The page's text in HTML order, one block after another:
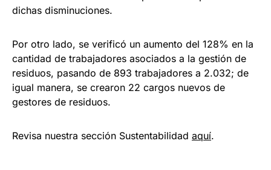
dichas disminuciones.
Por otro lado, se verificó un aumento del 128% en la
cantidad de trabajadores asociados a la gestión de
residuos, pasando de 893 trabajadores a 2.032; de
igual manera, se crearon 22 cargos nuevos de
gestores de residuos.
Revisa nuestra sección Sustentabilidad aquí.